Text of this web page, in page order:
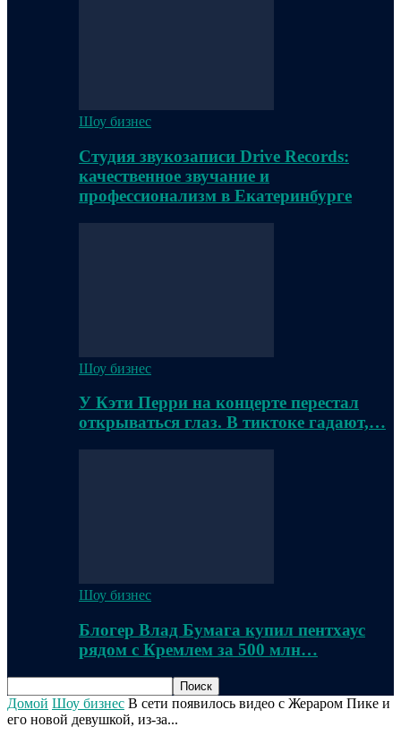
Шоу бизнес
Студия звукозаписи Drive Records:
качественное звучание и
профессионализм в Екатеринбурге
Шоу бизнес
У Кэти Перри на концерте перестал
открываться глаз. В тиктоке гадают,…
Шоу бизнес
Блогер Влад Бумага купил пентхаус
рядом с Кремлем за 500 млн…
Домой Шоу бизнес В сети появилось видео с Жераром Пике и
его новой девушкой, из-за...